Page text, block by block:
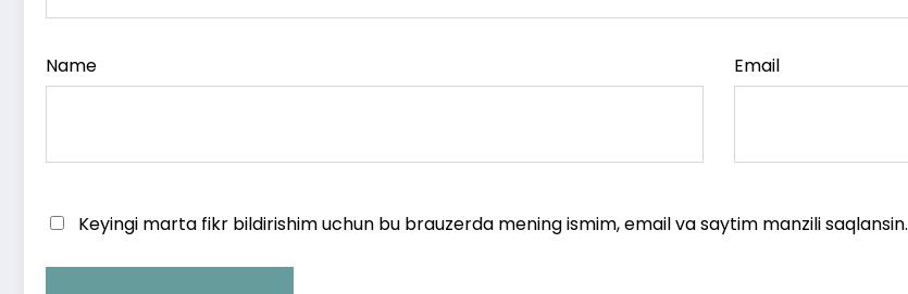
Name Email
Keyingi marta fikr bildirishim uchun bu brauzerda mening ismim, email va saytim manzili saqlansin.